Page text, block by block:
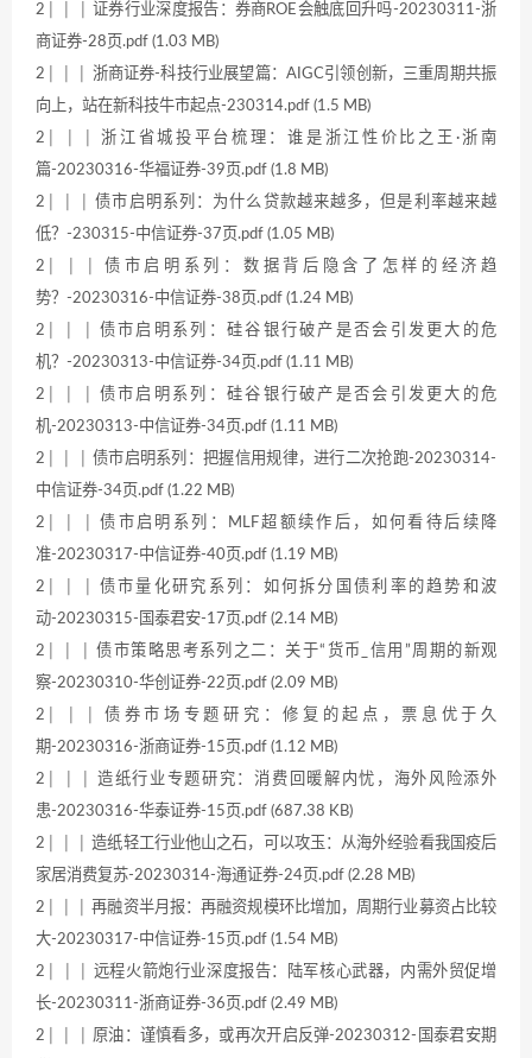
2│ │ │ 证券行业深度报告：券商ROE会触底回升吗-20230311-浙
商证券-28页.pdf (1.03 MB)
2│ │ │ 浙商证券-科技行业展望篇：AIGC引领创新，三重周期共振
向上，站在新科技牛市起点-230314.pdf (1.5 MB)
2│ │ │ 浙江省城投平台梳理：谁是浙江性价比之王·浙南
篇-20230316-华福证券-39页.pdf (1.8 MB)
2│ │ │ 债市启明系列：为什么贷款越来越多，但是利率越来越
低？-230315-中信证券-37页.pdf (1.05 MB)
2│ │ │ 债市启明系列：数据背后隐含了怎样的经济趋
势？-20230316-中信证券-38页.pdf (1.24 MB)
2│ │ │ 债市启明系列：硅谷银行破产是否会引发更大的危
机？-20230313-中信证券-34页.pdf (1.11 MB)
2│ │ │ 债市启明系列：硅谷银行破产是否会引发更大的危
机-20230313-中信证券-34页.pdf (1.11 MB)
2│ │ │ 债市启明系列：把握信用规律，进行二次抢跑-20230314-
中信证券-34页.pdf (1.22 MB)
2│ │ │ 债市启明系列：MLF超额续作后，如何看待后续降
准-20230317-中信证券-40页.pdf (1.19 MB)
2│ │ │ 债市量化研究系列：如何拆分国债利率的趋势和波
动-20230315-国泰君安-17页.pdf (2.14 MB)
2│ │ │ 债市策略思考系列之二：关于“货币_信用”周期的新观
察-20230310-华创证券-22页.pdf (2.09 MB)
2│ │ │ 债券市场专题研究：修复的起点，票息优于久
期-20230316-浙商证券-15页.pdf (1.12 MB)
2│ │ │ 造纸行业专题研究：消费回暖解内忧，海外风险添外
患-20230316-华泰证券-15页.pdf (687.38 KB)
2│ │ │ 造纸轻工行业他山之石，可以攻玉：从海外经验看我国疫后
家居消费复苏-20230314-海通证券-24页.pdf (2.28 MB)
2│ │ │ 再融资半月报：再融资规模环比增加，周期行业募资占比较
大-20230317-中信证券-15页.pdf (1.54 MB)
2│ │ │ 远程火箭炮行业深度报告：陆军核心武器，内需外贸促增
长-20230311-浙商证券-36页.pdf (2.49 MB)
2│ │ │ 原油：谨慎看多，或再次开启反弹-20230312-国泰君安期